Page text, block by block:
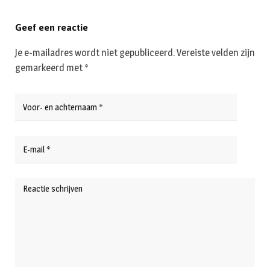
Geef een reactie
Je e-mailadres wordt niet gepubliceerd.Vereiste velden zijn
gemarkeerd met *